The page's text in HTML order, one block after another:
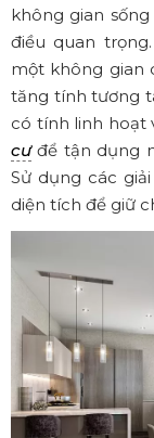
không gian
điều quan
một không gian
tăng tính tương
có tính linh hoạt
cưđể tận dụng
Sử dụng các
diện tích để giữ